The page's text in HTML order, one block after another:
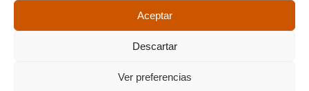
Aceptar
Descartar
Ver preferencias
comercial@apirossend.com